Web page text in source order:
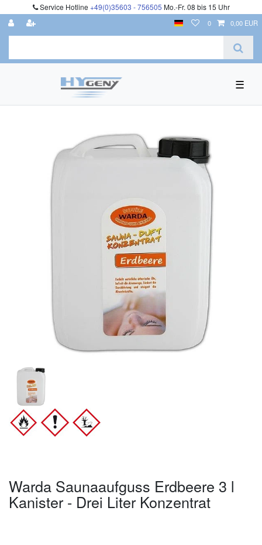
Service Hotline +49(0)35603 - 756505 Mo.-Fr. 08 bis 15 Uhr
0 0,00 EUR
☰
Warda Saunaaufguss Erdbeere 3 l
Kanister - Drei Liter Konzentrat